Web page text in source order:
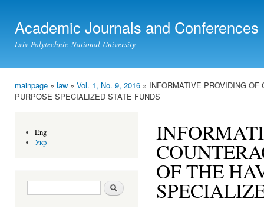
Academic Journals and Conferences
Lviv Polytechnic National University
You are here
mainpage » law » Vol. 1, No. 9, 2016 » INFORMATIVE PROVIDING
PURPOSE SPECIALIZED STATE FUNDS
Eng
Укр
Search form Search
OF THE